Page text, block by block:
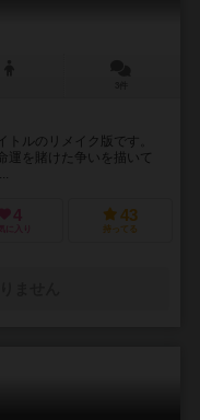
トルのリメイク版です。
運を賭けた争いを描いて
4
に入り
43
持ってる